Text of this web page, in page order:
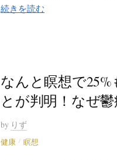
続きを読む
なんと瞑想で
とが判明！なぜ
by りず
健康 / 瞑想